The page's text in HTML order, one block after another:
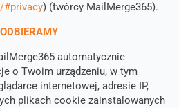
#privacy) (twórcy MailMerge365).
automatycznie
o Twoim urządzeniu, w tym
internetowej, adresie IP,
plikach cookie zainstalowanych